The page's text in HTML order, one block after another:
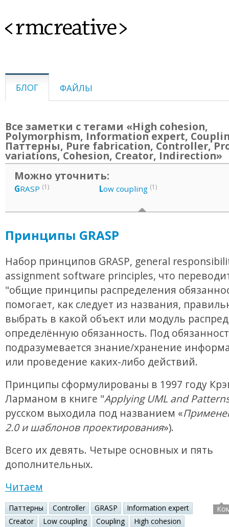
<rmcreative>
БЛОГ ФАЙЛЫ
Все заметки с тегами «High cohesion,
Polymorphism, Information expert,
Паттерны, Pure fabrication, Controller,
variations, Cohesion, Creator, Indirection»
Можно уточнить:
GRASP (1) Low coupling (1)
Принципы GRASP
Набор принципов GRASP, general
assignment software principles, что
"общие принципы распределения
помогает, как следует из названия,
выбрать в какой объект или модуль
определённую обязанность. Под
подразумевается знание/хранение
или проведение каких-либо действий.
Принципы сформулированы в 1997 году
Ларманом в книге "Applying UML and
русском выходила под названием «
2.0 и шаблонов проектирования»).
Всего их девять. Четыре основных и пять
дополнительных.
Читаем
Паттерны Controller GRASP
Information expert
Creator
Low coupling Coupling
High cohesion